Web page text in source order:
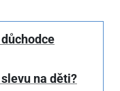
na děti?